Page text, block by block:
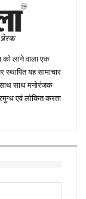
को लाने वाला एक
यह सामाचार
साथ मनोरंजक
एवं लोकित करता